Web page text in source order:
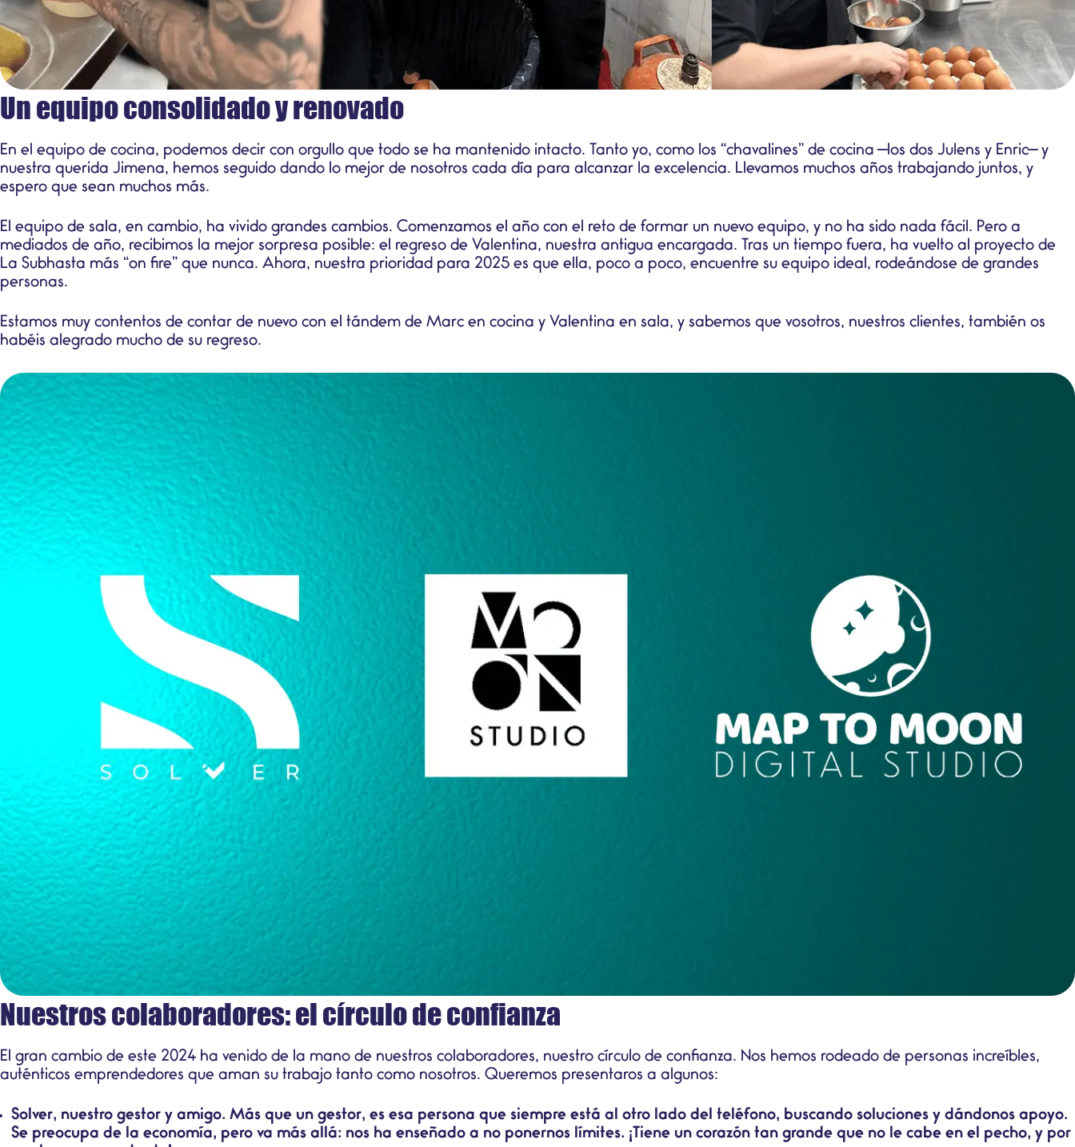
Un equipo consolidado y renovado
En el equipo de cocina, podemos decir con orgullo que todo se ha mantenido intacto. Tanto yo, como los “chavalines” de cocina —los dos Julens y Enric— y
nuestra querida Jimena, hemos seguido dando lo mejor de nosotros cada día para alcanzar la excelencia. Llevamos muchos años trabajando juntos, y
espero que sean muchos más.
El equipo de sala, en cambio, ha vivido grandes cambios. Comenzamos el año con el reto de formar un nuevo equipo, y no ha sido nada fácil. Pero a
mediados de año, recibimos la mejor sorpresa posible: el regreso de Valentina, nuestra antigua encargada. Tras un tiempo fuera, ha vuelto al proyecto de
La Subhasta más “on fire” que nunca. Ahora, nuestra prioridad para 2025 es que ella, poco a poco, encuentre su equipo ideal, rodeándose de grandes
personas.
Estamos muy contentos de contar de nuevo con el tándem de Marc en cocina y Valentina en sala, y sabemos que vosotros, nuestros clientes, también os
habéis alegrado mucho de su regreso.
Nuestros colaboradores: el círculo de confianza
El gran cambio de este 2024 ha venido de la mano de nuestros colaboradores, nuestro círculo de confianza. Nos hemos rodeado de personas increíbles,
auténticos emprendedores que aman su trabajo tanto como nosotros. Queremos presentaros a algunos:
Solver, nuestro gestor y amigo. Más que un gestor, es esa persona que siempre está al otro lado del teléfono, buscando soluciones y dándonos apoyo.
Se preocupa de la economía, pero va más allá: nos ha enseñado a no ponernos límites. ¡Tiene un corazón tan grande que no le cabe en el pecho, y por